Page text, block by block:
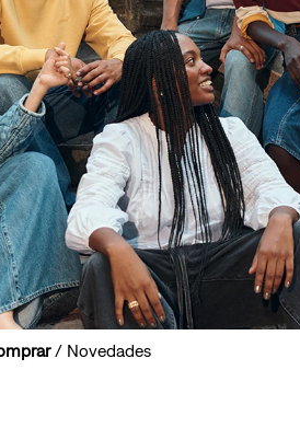
/ Novedades